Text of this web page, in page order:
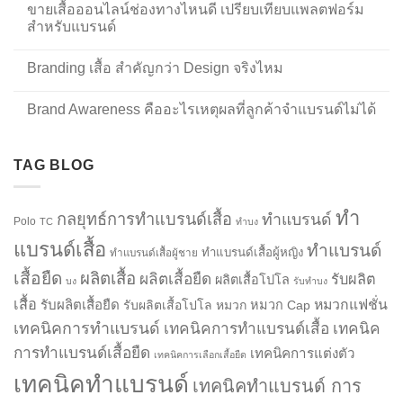
ขายเสื้อออนไลน์ช่องทางไหนดี เปรียบเทียบแพลตฟอร์ม
สำหรับแบรนด์
Branding เสื้อ สำคัญกว่า Design จริงไหม
Brand Awareness คืออะไรเหตุผลที่ลูกค้าจำแบรนด์ไม่ได้
TAG BLOG
Polo TC กลยุทธ์การทำแบรนด์เสื้อ ทำบง ทำแบรนด์ ทำ
แบรนด์เสื้อ ทำแบรนด์เสื้อผู้ชาย ทำแบรนด์เสื้อผู้หญิง ทำแบรนด์
เสื้อยืด บง ผลิตเสื้อ ผลิตเสื้อยืด ผลิตเสื้อโปโล รับทำบง รับผลิต
เสื้อ รับผลิตเสื้อยืด รับผลิตเสื้อโปโล หมวก หมวก Cap หมวกแฟชั่น
เทคนิคการทำแบรนด์ เทคนิคการทำแบรนด์เสื้อ เทคนิค
การทำแบรนด์เสื้อยืด เทคนิคการเลือกเสื้อยืด เทคนิคการแต่งตัว
เทคนิคทำแบรนด์ เทคนิคทำแบรนด์ การ